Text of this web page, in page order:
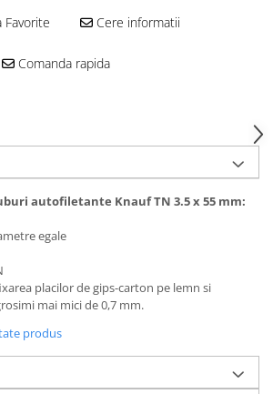
și Textile
Piatră
Nivelare
Favorite Cere informatii
Comanda rapida
autofiletante Knauf TN 3.5 x 55 mm:
egale
placilor de gips-carton pe lemn si
mai mici de 0,7 mm.
produs